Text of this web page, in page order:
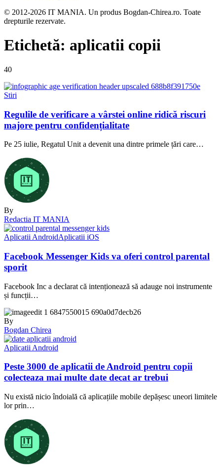
© 2012-2026 IT MANIA. Un produs Bogdan-Chirea.ro. Toate
drepturile rezervate.
Etichetă: aplicatii copii
40
Stiri
Regulile de verificare a vârstei online ridică riscuri
majore pentru confidențialitate
Pe 25 iulie, Regatul Unit a devenit una dintre primele țări care…
By
Redactia IT MANIA
Aplicatii AndroidAplicatii iOS
Facebook Messenger Kids va oferi control parental
sporit
Facebook Inc a declarat că intenționează să adauge noi instrumente
și funcții…
By
Bogdan Chirea
Aplicatii Android
Peste 3000 de aplicatii de Android pentru copii
colecteaza mai multe date decat ar trebui
Nu există nicio îndoială că aplicațiile mobile depășesc uneori limitele
lor prin…